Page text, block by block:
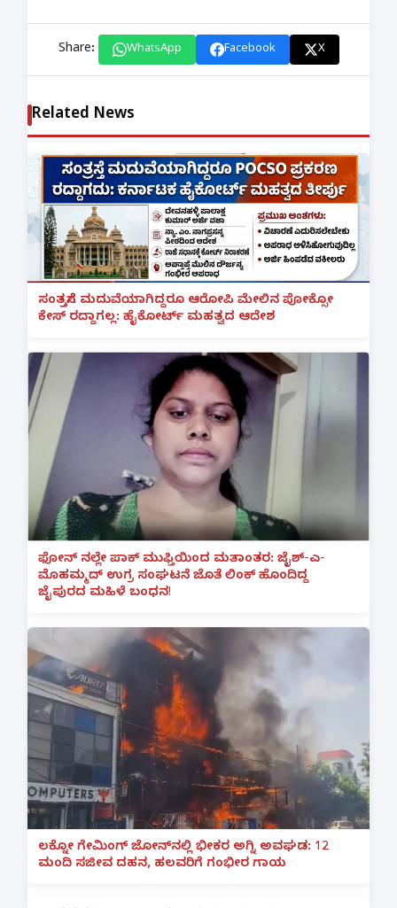
Share: WhatsApp Facebook X
Related News
ಸಂತ್ರಸ್ತೆಗೆ ಮದುವೆಯಾಗಿದ್ದರೂ ಆರೋಪಿ ಮೇಲಿನ ಪೋಕ್ಸೋ
ಕೇಸ್ ರದ್ದಾಗಲ್ಲ: ಹೈಕೋರ್ಟ್ ಮಹತ್ವದ ಆದೇಶ
ಫೋನ್ ನಲ್ಲೇ ಪಾಕ್ ಮುಫ್ತಿಯಿಂದ ಮತಾಂತರ: ಜೈಶ್-ಎ-
ಮೊಹಮ್ಮದ್ ಉಗ್ರ ಸಂಘಟನೆ ಜೊತೆ ಲಿಂಕ್ ಹೊಂದಿದ್ದ
ಜೈಪುರದ ಮಹಿಳೆ ಬಂಧನ!
ಲಕ್ನೋ ಗೇಮಿಂಗ್ ಜೋನ್‌ನಲ್ಲಿ ಭೀಕರ ಅಗ್ನಿ ಅವಘಡ: 12
ಮಂದಿ ಸಜೀವ ದಹನ, ಹಲವರಿಗೆ ಗಂಭೀರ ಗಾಯ